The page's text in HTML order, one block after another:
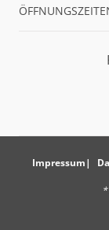
Impressum